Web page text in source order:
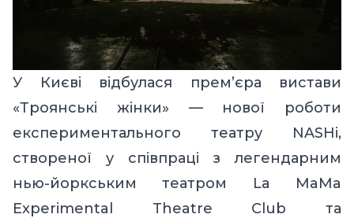
У Києві відбулася прем’єра вистави
«Троянські жінки» — нової роботи
експериментального театру NASHi,
створеної у співпраці з легендарним
нью-йоркським театром La MaMa
Experimental Theatre Club та